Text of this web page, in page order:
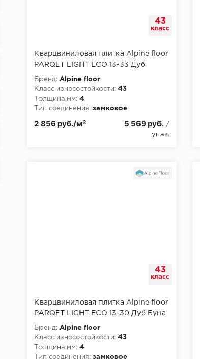
43
класс
Кварцвиниловая плитка Alpine floor
PARQET LIGHT ECO 13-33 Дуб
Далим
Бренд: Alpine floor
Класс износостойкости: 43
Толщина,мм: 4
Тип соединения: замковое
2 856 руб./м² 5 569 руб. /
упак.
43
класс
Кварцвиниловая плитка Alpine floor
PARQET LIGHT ЕСО 13-30 Дуб Буна
Бренд: Alpine floor
Класс износостойкости: 43
Толщина,мм: 4
Тип соединения: замковое